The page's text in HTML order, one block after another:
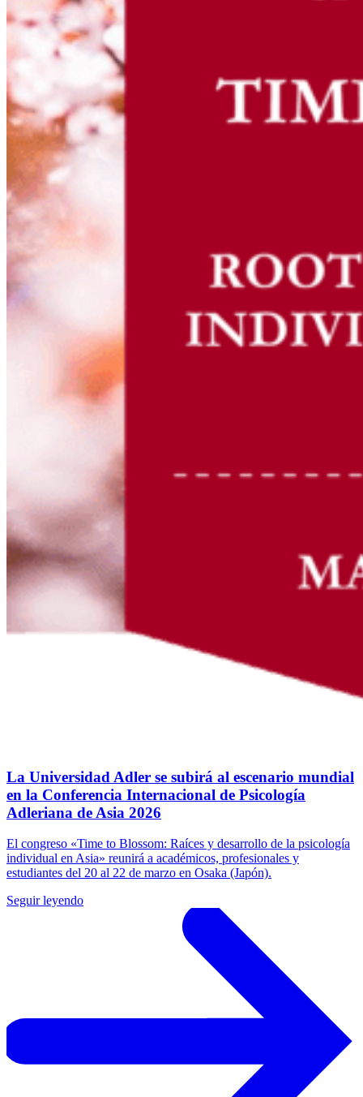
La Universidad Adler se subirá al escenario mundial
en la Conferencia Internacional de Psicología
Adleriana de Asia 2026
El congreso «Time to Blossom: Raíces y desarrollo de la psicología
individual en Asia» reunirá a académicos, profesionales y
estudiantes del 20 al 22 de marzo en Osaka (Japón).
Seguir leyendo